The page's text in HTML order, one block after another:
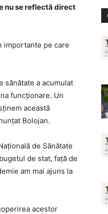
nu se reflectă direct
importante pe care
sănătate a acumulat
funcţionare. Un
această
Bolojan.
de Sănătate
de stat, faţă de
am mai ajuns la
acestor